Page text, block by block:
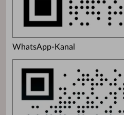
WhatsApp-Kanal